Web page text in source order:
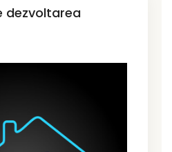
dezvoltarea